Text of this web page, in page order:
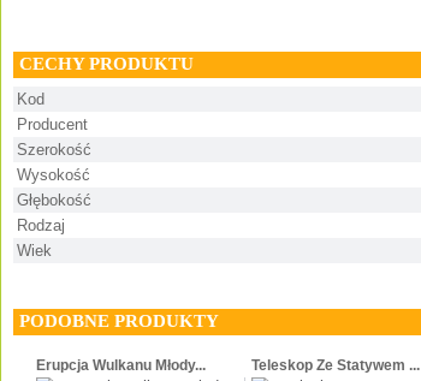
CECHY PRODUKTU
Kod
Producent
Szerokość
Wysokość
Głębokość
Rodzaj
Wiek
PODOBNE PRODUKTY
Erupcja Wulkanu Młody... Teleskop Ze Statywem ...